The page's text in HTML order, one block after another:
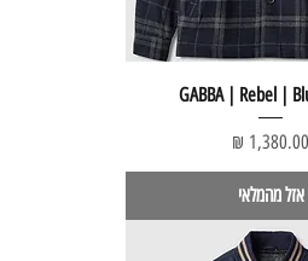
GABBA | Rebel |
מחיר
אזל מהמלאי